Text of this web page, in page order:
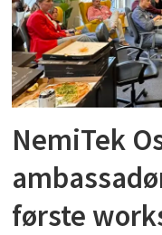
NemiTek
første